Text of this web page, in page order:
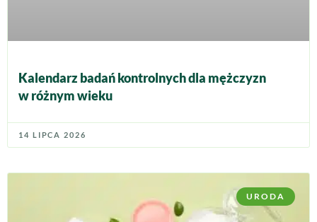
Kalendarz badań kontrolnych dla mężczyzn
w różnym wieku
14 LIPCA 2026
URODA